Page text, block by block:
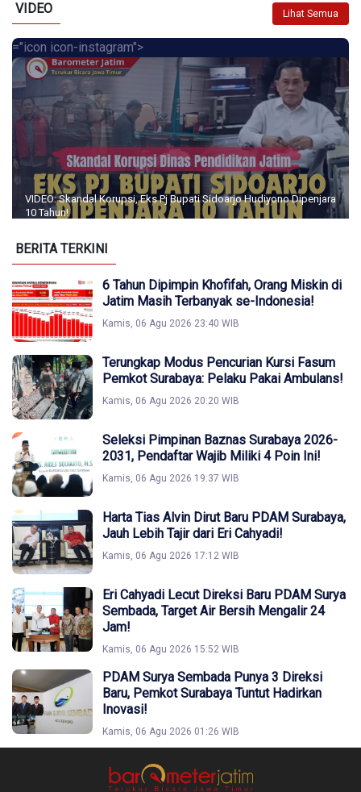
VIDEO Lihat Semua
="icon icon-instagram">
VIDEO: Skandal Korupsi, Eks Pj Bupati Sidoarjo Hudiyono Dipenjara
10 Tahun!
BERITA TERKINI
6 Tahun Dipimpin Khofifah, Orang Miskin di
Jatim Masih Terbanyak se-Indonesia!
Kamis, 06 Agu 2026 23:40 WIB
Terungkap Modus Pencurian Kursi Fasum
Pemkot Surabaya: Pelaku Pakai Ambulans!
Kamis, 06 Agu 2026 20:20 WIB
Seleksi Pimpinan Baznas Surabaya 2026-
2031, Pendaftar Wajib Miliki 4 Poin Ini!
Kamis, 06 Agu 2026 19:37 WIB
Harta Tias Alvin Dirut Baru PDAM Surabaya,
Jauh Lebih Tajir dari Eri Cahyadi!
Kamis, 06 Agu 2026 17:12 WIB
Eri Cahyadi Lecut Direksi Baru PDAM Surya
Sembada, Target Air Bersih Mengalir 24
Jam!
Kamis, 06 Agu 2026 15:52 WIB
PDAM Surya Sembada Punya 3 Direksi
Baru, Pemkot Surabaya Tuntut Hadirkan
Inovasi!
Kamis, 06 Agu 2026 01:26 WIB